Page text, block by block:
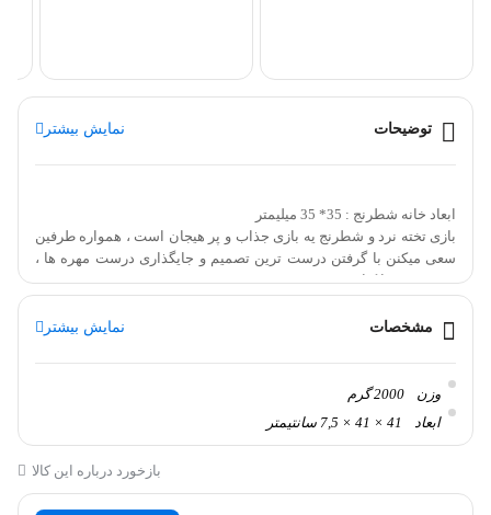
توضیحات نمایش بیشتر
ابعاد خانه شطرنج : 35* 35 میلیمتر
بازی تخته نرد و شطرنج یه بازی جذاب و پر هیجان است ، همواره طرفین
سعی میکنن با گرفتن درست ترین تصمیم و جایگذاری درست مهره ها ،
حریف خود را کنار بزنند !
گزینه بسیار خوبی برای هوش و خلاقیت فرزندانمان است .
صفحه شطرنج 4 گوش خاتم کاظمی
بازی شطرنج یه بازی جذاب و پر هیجان است ، همواره طرفین سعی
خود را کنار بزنند !
مشخصات نمایش بیشتر
وزن
2000 گرم
ابعاد
41 × 41 × 7,5 سانتیمتر
بازخورد درباره این کالا